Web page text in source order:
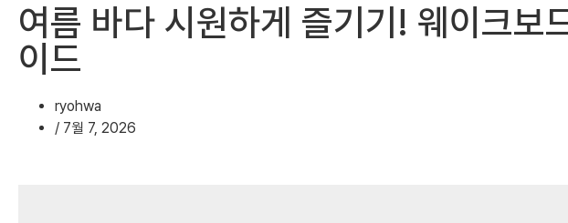
여름 바다 시원하게 즐기기! 웨이크보
이드
ryohwa
/ 7월 7, 2026